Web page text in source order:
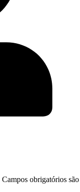
Campos obrigatórios são